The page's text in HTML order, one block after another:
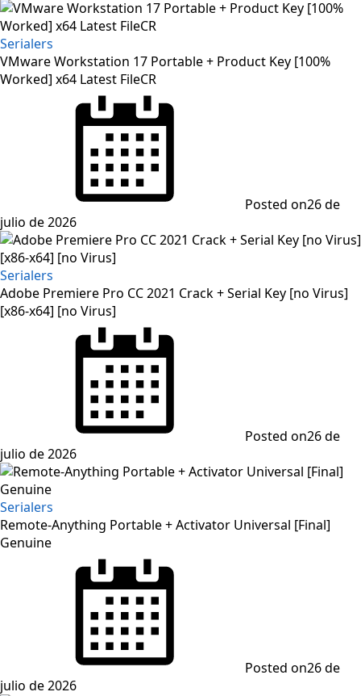
Serialers
VMware Workstation 17 Portable + Product Key [100%
Worked] x64 Latest FileCR
Posted on26 de
julio de 2026
Serialers
Adobe Premiere Pro CC 2021 Crack + Serial Key [no Virus]
[x86-x64] [no Virus]
Posted on26 de
julio de 2026
Serialers
Remote-Anything Portable + Activator Universal [Final]
Genuine
Posted on26 de
julio de 2026